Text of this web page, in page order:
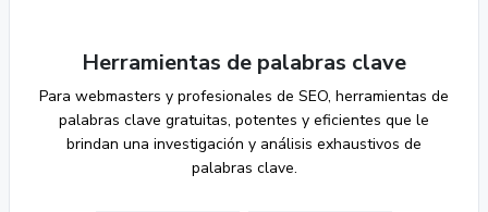
Herramientas de palabras clave
Para webmasters y profesionales de SEO, herramientas de
palabras clave gratuitas, potentes y eficientes que le
brindan una investigación y análisis exhaustivos de
palabras clave.